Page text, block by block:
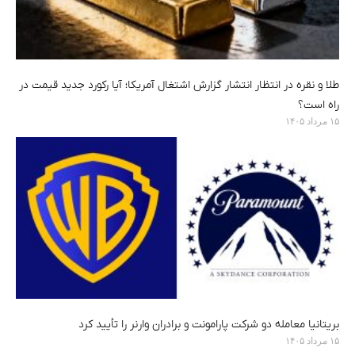
طلا و نقره در انتظار انتشار گزارش اشتغال آمریکا؛ آیا رکورد جدید قیمت در
راه است؟
۱۵ مرداد ۱۴۰۵
بریتانیا معامله دو شرکت پارامونت و برادران وارنر را تأیید کرد
۱۵ مرداد ۱۴۰۵